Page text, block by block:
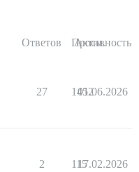
Ответов Просм.
Активность
27 1452
01.06.2026
2 115
17.02.2026